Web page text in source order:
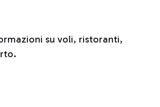
su voli, ristoranti,